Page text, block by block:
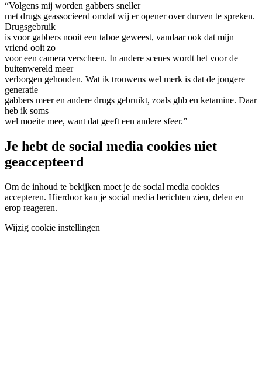
“Volgens mij worden gabbers sneller
met drugs geassocieerd omdat wij er opener over durven te spreken.
Drugsgebruik
is voor gabbers nooit een taboe geweest, vandaar ook dat mijn
vriend ooit zo
voor een camera verscheen. In andere scenes wordt het voor de
buitenwereld meer
verborgen gehouden. Wat ik trouwens wel merk is dat de jongere
generatie
gabbers meer en andere drugs gebruikt, zoals ghb en ketamine. Daar
heb ik soms
wel moeite mee, want dat geeft een andere sfeer.”
Je hebt de social media cookies niet
geaccepteerd
Om de inhoud te bekijken moet je de social media cookies
accepteren. Hierdoor kan je social media berichten zien, delen en
erop reageren.
Wijzig cookie instellingen